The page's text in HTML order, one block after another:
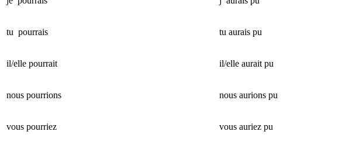
tu pourrais tu aurais pu
il/elle pourrait il/elle aurait pu
nous pourrions nous aurions pu
vous pourriez vous auriez pu